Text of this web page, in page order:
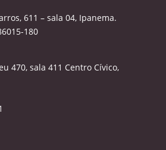
611 – sala 04, Ipanema.
180
470, sala 411 Centro Cívico,